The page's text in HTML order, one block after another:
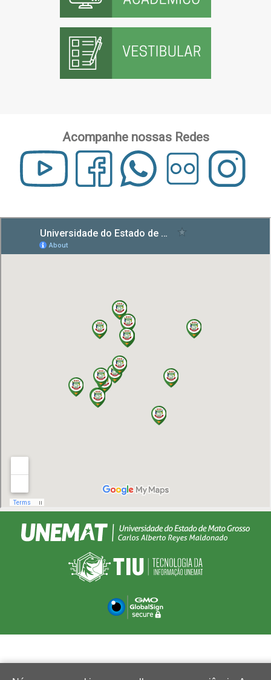
Acompanhe nossas Redes